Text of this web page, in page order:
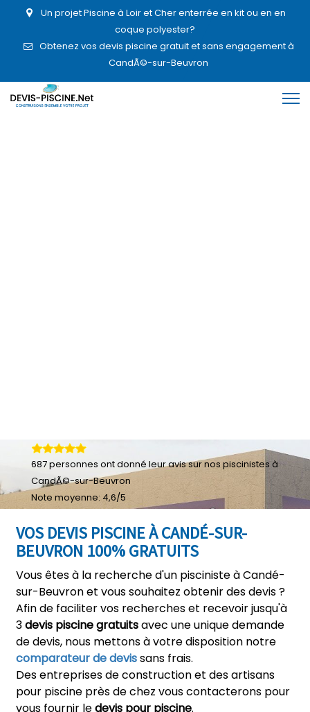
Un projet Piscine à Loir et Cher enterrée en kit ou en en
coque polyester?
Obtenez vos devis piscine gratuit et sans engagement à
CandÃ©-sur-Beuvron
VOS DEVIS PISCINE À CANDÉ-SUR-
BEUVRON 100% GRATUITS
Vous êtes à la recherche d'un pisciniste à Candé-
sur-Beuvron et vous souhaitez obtenir des devis ?
Afin de faciliter vos recherches et recevoir jusqu'à
3devis piscine gratuitsavec une unique demande
de devis, nous mettons à votre disposition notre
comparateur de devissans frais.
Des entreprises de construction et des artisans
pour piscine près de chez vous contacterons pour
vous fournir ledevis pour piscine.
687personnes ont donné leuravis sur nos piscinistes à
CandÃ©-sur-Beuvron
Note moyenne: 4,6/5